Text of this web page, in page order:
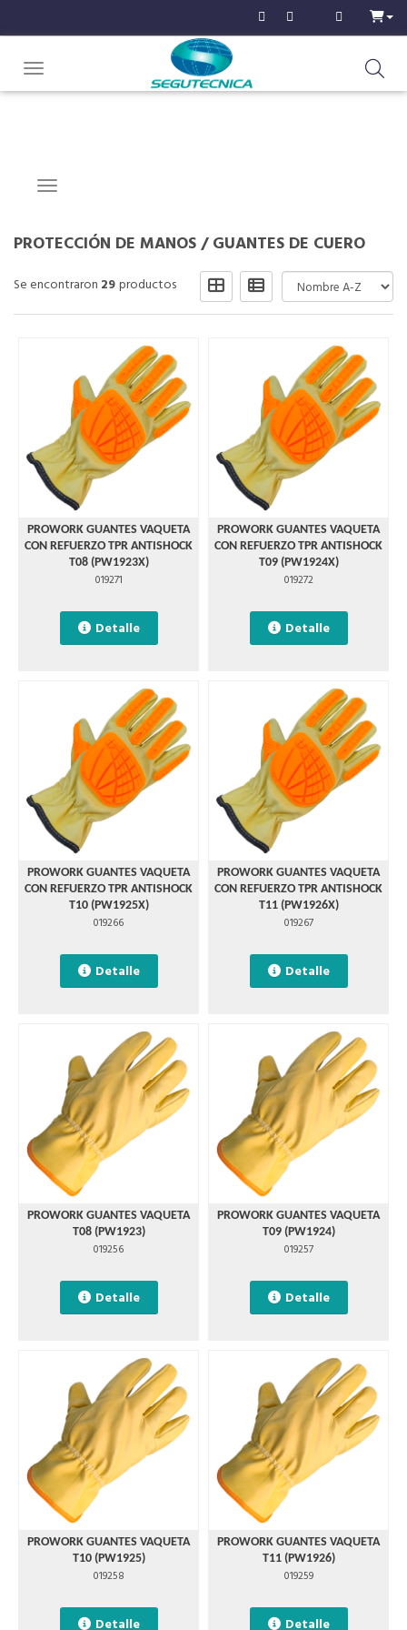
Toggle navigation
Navigation ein-/ausblenden
PROTECCIÓN DE MANOS/GUANTES DE CUERO
Se encontraron 29productos
PROWORK GUANTES VAQUETA
CON REFUERZO TPR ANTISHOCK
T08 (PW1923X)
019271
Detalle
PROWORK GUANTES VAQUETA
CON REFUERZO TPR ANTISHOCK
T09 (PW1924X)
019272
Detalle
PROWORK GUANTES VAQUETA
CON REFUERZO TPR ANTISHOCK
T10 (PW1925X)
019266
Detalle
PROWORK GUANTES VAQUETA
CON REFUERZO TPR ANTISHOCK
T11 (PW1926X)
019267
Detalle
PROWORK GUANTES VAQUETA
T08 (PW1923)
019256
Detalle
PROWORK GUANTES VAQUETA
T09 (PW1924)
019257
Detalle
PROWORK GUANTES VAQUETA
T10 (PW1925)
019258
Detalle
PROWORK GUANTES VAQUETA
T11 (PW1926)
019259
Detalle